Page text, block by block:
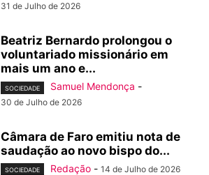
31 de Julho de 2026
Beatriz Bernardo prolongou o
voluntariado missionário em
mais um ano e...
SOCIEDADE Samuel Mendonça -
30 de Julho de 2026
Câmara de Faro emitiu nota de
saudação ao novo bispo do...
SOCIEDADE Redação - 14 de Julho de 2026